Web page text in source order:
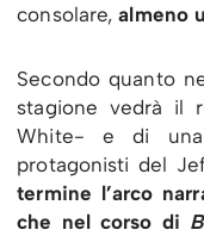
consolare,almeno
Secondo quanto
stagione vedrà il
White- e di
protagonisti del
termine l’arco
che nel corso di